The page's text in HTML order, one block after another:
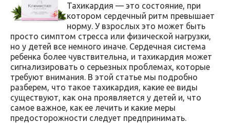
Тахикардия — это состояние, при
котором сердечный ритм превышает
норму. У взрослых это может быть
просто симптом стресса или физической нагрузки,
но у детей все немного иначе. Сердечная система
ребенка более чувствительна, и тахикардия может
сигнализировать о серьезных проблемах, которые
требуют внимания. В этой статье мы подробно
разберем, что такое тахикардия, какие ее виды
существуют, как она проявляется у детей и, что
самое важное, как ее лечить и какие меры
предосторожности следует предпринимать.